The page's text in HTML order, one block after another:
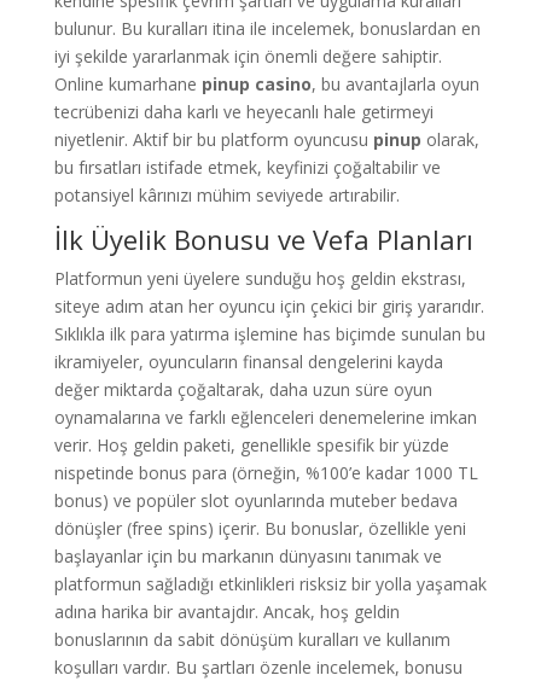
bulunur. Bu kuralları itina ile incelemek, bonuslardan en
iyi şekilde yararlanmak için önemli değere sahiptir.
Online kumarhane pinup casino, bu avantajlarla oyun
tecrübenizi daha karlı ve heyecanlı hale getirmeyi
niyetlenir. Aktif bir bu platform oyuncusu pinup olarak,
bu fırsatları istifade etmek, keyfinizi çoğaltabilir ve
potansiyel kârınızı mühim seviyede artırabilir.
İlk Üyelik Bonusu ve Vefa Planları
Platformun yeni üyelere sunduğu hoş geldin ekstrası,
siteye adım atan her oyuncu için çekici bir giriş yararıdır.
Sıklıkla ilk para yatırma işlemine has biçimde sunulan bu
ikramiyeler, oyuncuların finansal dengelerini kayda
değer miktarda çoğaltarak, daha uzun süre oyun
oynamalarına ve farklı eğlenceleri denemelerine imkan
verir. Hoş geldin paketi, genellikle spesifik bir yüzde
nispetinde bonus para (örneğin, %100’e kadar 1000 TL
bonus) ve popüler slot oyunlarında muteber bedava
dönüşler (free spins) içerir. Bu bonuslar, özellikle yeni
başlayanlar için bu markanın dünyasını tanımak ve
platformun sağladığı etkinlikleri risksiz bir yolla yaşamak
adına harika bir avantajdır. Ancak, hoş geldin
bonuslarının da sabit dönüşüm kuralları ve kullanım
koşulları vardır. Bu şartları özenle incelemek, bonusu